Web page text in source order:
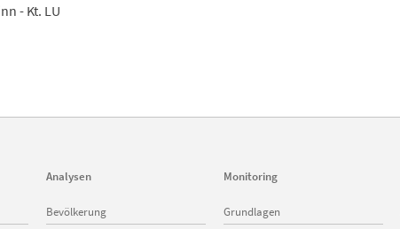
- Kt. LU
Analysen
Navigation
überspringen
Bevölkerung
Monitoring
Navigation
überspringen
Grundlagen